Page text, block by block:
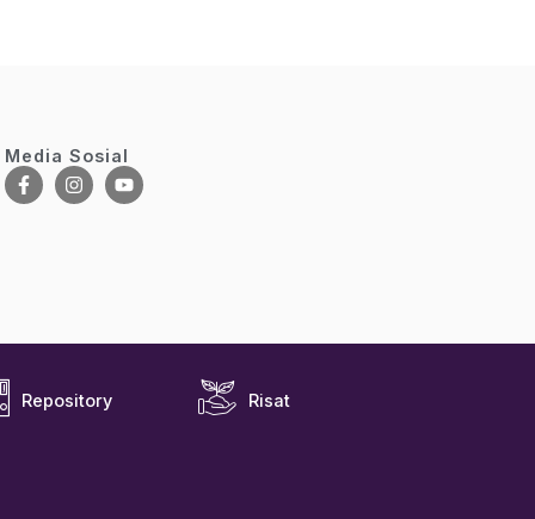
Media Sosial
Repository Risat